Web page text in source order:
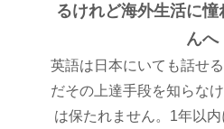
るけれど海外生活に憧
んへ
英語は日本にいても話せ
だその上達手段を知らな
は保たれません。1年以